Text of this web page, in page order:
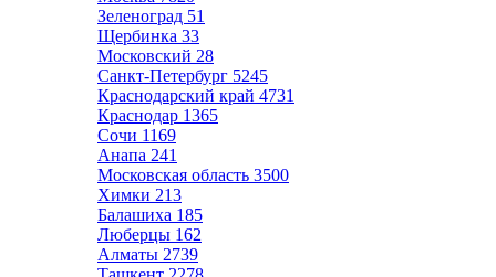
Зеленоград 51
Щербинка 33
Московский 28
Санкт-Петербург 5245
Краснодарский край 4731
Краснодар 1365
Сочи 1169
Анапа 241
Московская область 3500
Химки 213
Балашиха 185
Люберцы 162
Алматы 2739